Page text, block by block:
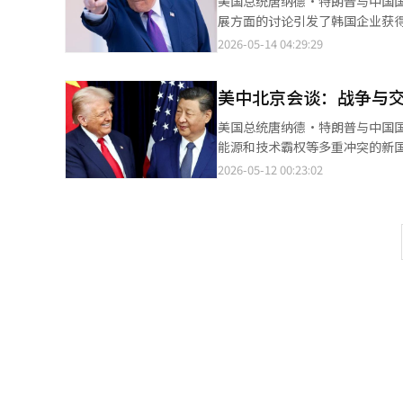
括中国在内的部分友好国家的船
立新的地缘政治影响力。也就是
限通行，从而试图将国际秩序重
采取了复杂的战略。因此，尽管
发生着船只攻击和劫持事件。印
张状态，保险费和运费也急剧上
前的紧张局势长期化或升级为军
国、中国和日本等亚洲制造业国
来的中东秩序可能在美国、中
的美中领导人会谈，象征着两
国原油和液化天然气的进口表现
同时，也为与美国的经济谈判争
国按照美国的期望行事的可能性
安与波斯的丝绸之路不仅是贸
伊朗正是其中的核心支柱之一。
了减少对美国海军主导的海上控
年签署的为期25年的长期战略合
油的最大客户，而伊朗则通过中
中国同样不希望霍尔木兹海峡
行体制，而伊朗则希望在其安
国家的船只通行。这并不仅仅
与人工智能基础设施视为国家安
去美中冲突如果只是简单的贸易
心。韩国经济同时与美国安全体
士在中国工厂的运营问题密切相
局势和中东风险，物流与能源成
美中重塑供应链与技术秩序的同
竞争落后，能源与矿产供应链战
是暂时的冲突。即使新政府上台
与能源等未来产业秩序上展开
领导人会谈不仅是美国与中国
展方面的讨论引发了韩国企业获得一定反弹利益的期待。 据业内
谈的核心议题是扩大两国间的贸易。
美国企业高管。 从社交媒体的发言和访华代表团的组成来看，特朗普总统很可能会直接或间接地请求习近平主席在相
互征收关税后，开放被封闭的中国市场给美国企业。 例如，美国禁止向
则以提供使用中国人工智能（AI
降，而华为等公司的AI芯片市场份额则迅速上升。 专家认为，若要部分打
的出口管制作为回报。 半导体就是一个典型例子。预计美国对中国的半导体设备出口管制将会在一定程度上放宽，以
益严格，三星电子、SK海力士
SK海力士无锡、 大连工厂无法
2026-05-14 04:29:29
美中北京会谈：战争与
美国总统唐纳德·特朗普与中国
能源和技术霸权等多重冲突的新
到“冲突管理”的必要性，这与
是直接支持美国对伊朗的压力
越是长期化，国际油价和物价
前，特朗普政府可能会发现，
2026-05-12 00:23:02